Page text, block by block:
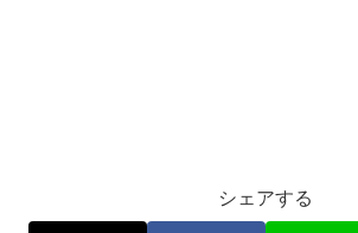
シェアする